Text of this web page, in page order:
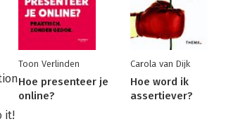
it!
Toon Verlinden
Hoe presenteer je
online?
Carola van Dijk
Hoe word ik
assertiever?